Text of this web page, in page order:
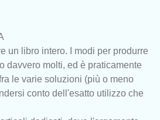
un libro intero. I modi per produrre
davvero molti, ed è praticamente
le varie soluzioni (più o meno
conto dell'esatto utilizzo che